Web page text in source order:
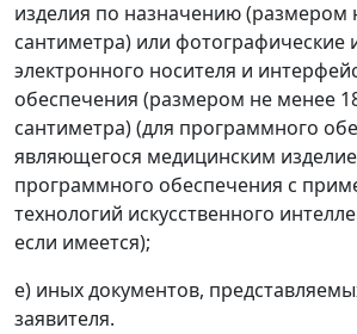
изделия по назначению (размером
сантиметра) или фотографические
электронного носителя и
обеспечения (размером не менее
сантиметра) (для программного
являющегося медицинским
программного обеспечения с
технологий искусственного
если имеется);
е) иных документов,
заявителя.